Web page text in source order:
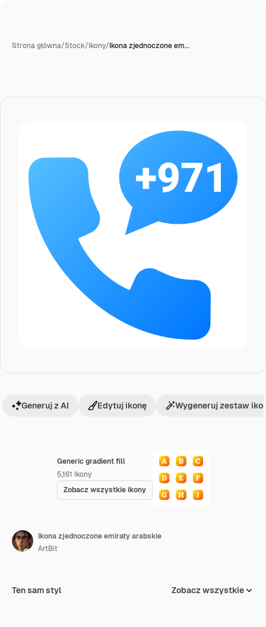
Strona główna/Stock/Ikony/Ikona zjednoczone em…
Generic gradient fill
5,161 Ikony
Zobacz wszystkie ikony
Generuj z AI Edytuj ikonę Wygeneruj zestaw
Ikona zjednoczone emiraty arabskie
ArtBit
Ten sam styl Zobacz wszystkie